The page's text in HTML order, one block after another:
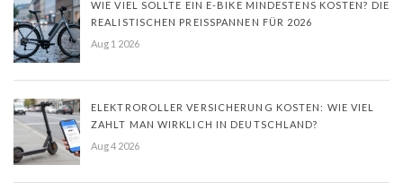
WIE VIEL SOLLTE EIN E-BIKE MINDESTENS KOSTEN? DIE
REALISTISCHEN PREISSPANNEN FÜR 2026
Aug 1 2026
ELEKTROROLLER VERSICHERUNG KOSTEN: WIE VIEL
ZAHLT MAN WIRKLICH IN DEUTSCHLAND?
Aug 4 2026